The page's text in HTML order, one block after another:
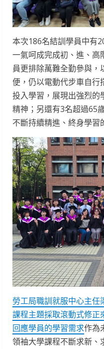
本次186名結訓學員中有
一氣呵成完成初、進、高
員更排除萬難全勤參與
便，仍以電動代步車自行
投入學習，展現出強烈的
精神；另還有3名超過65
不斷持續精進、終身學
勞工局職訓就服中心主任
課程主題採取滾動式修正
回應學員的學習需求作為
領袖大學課程不斷求新、